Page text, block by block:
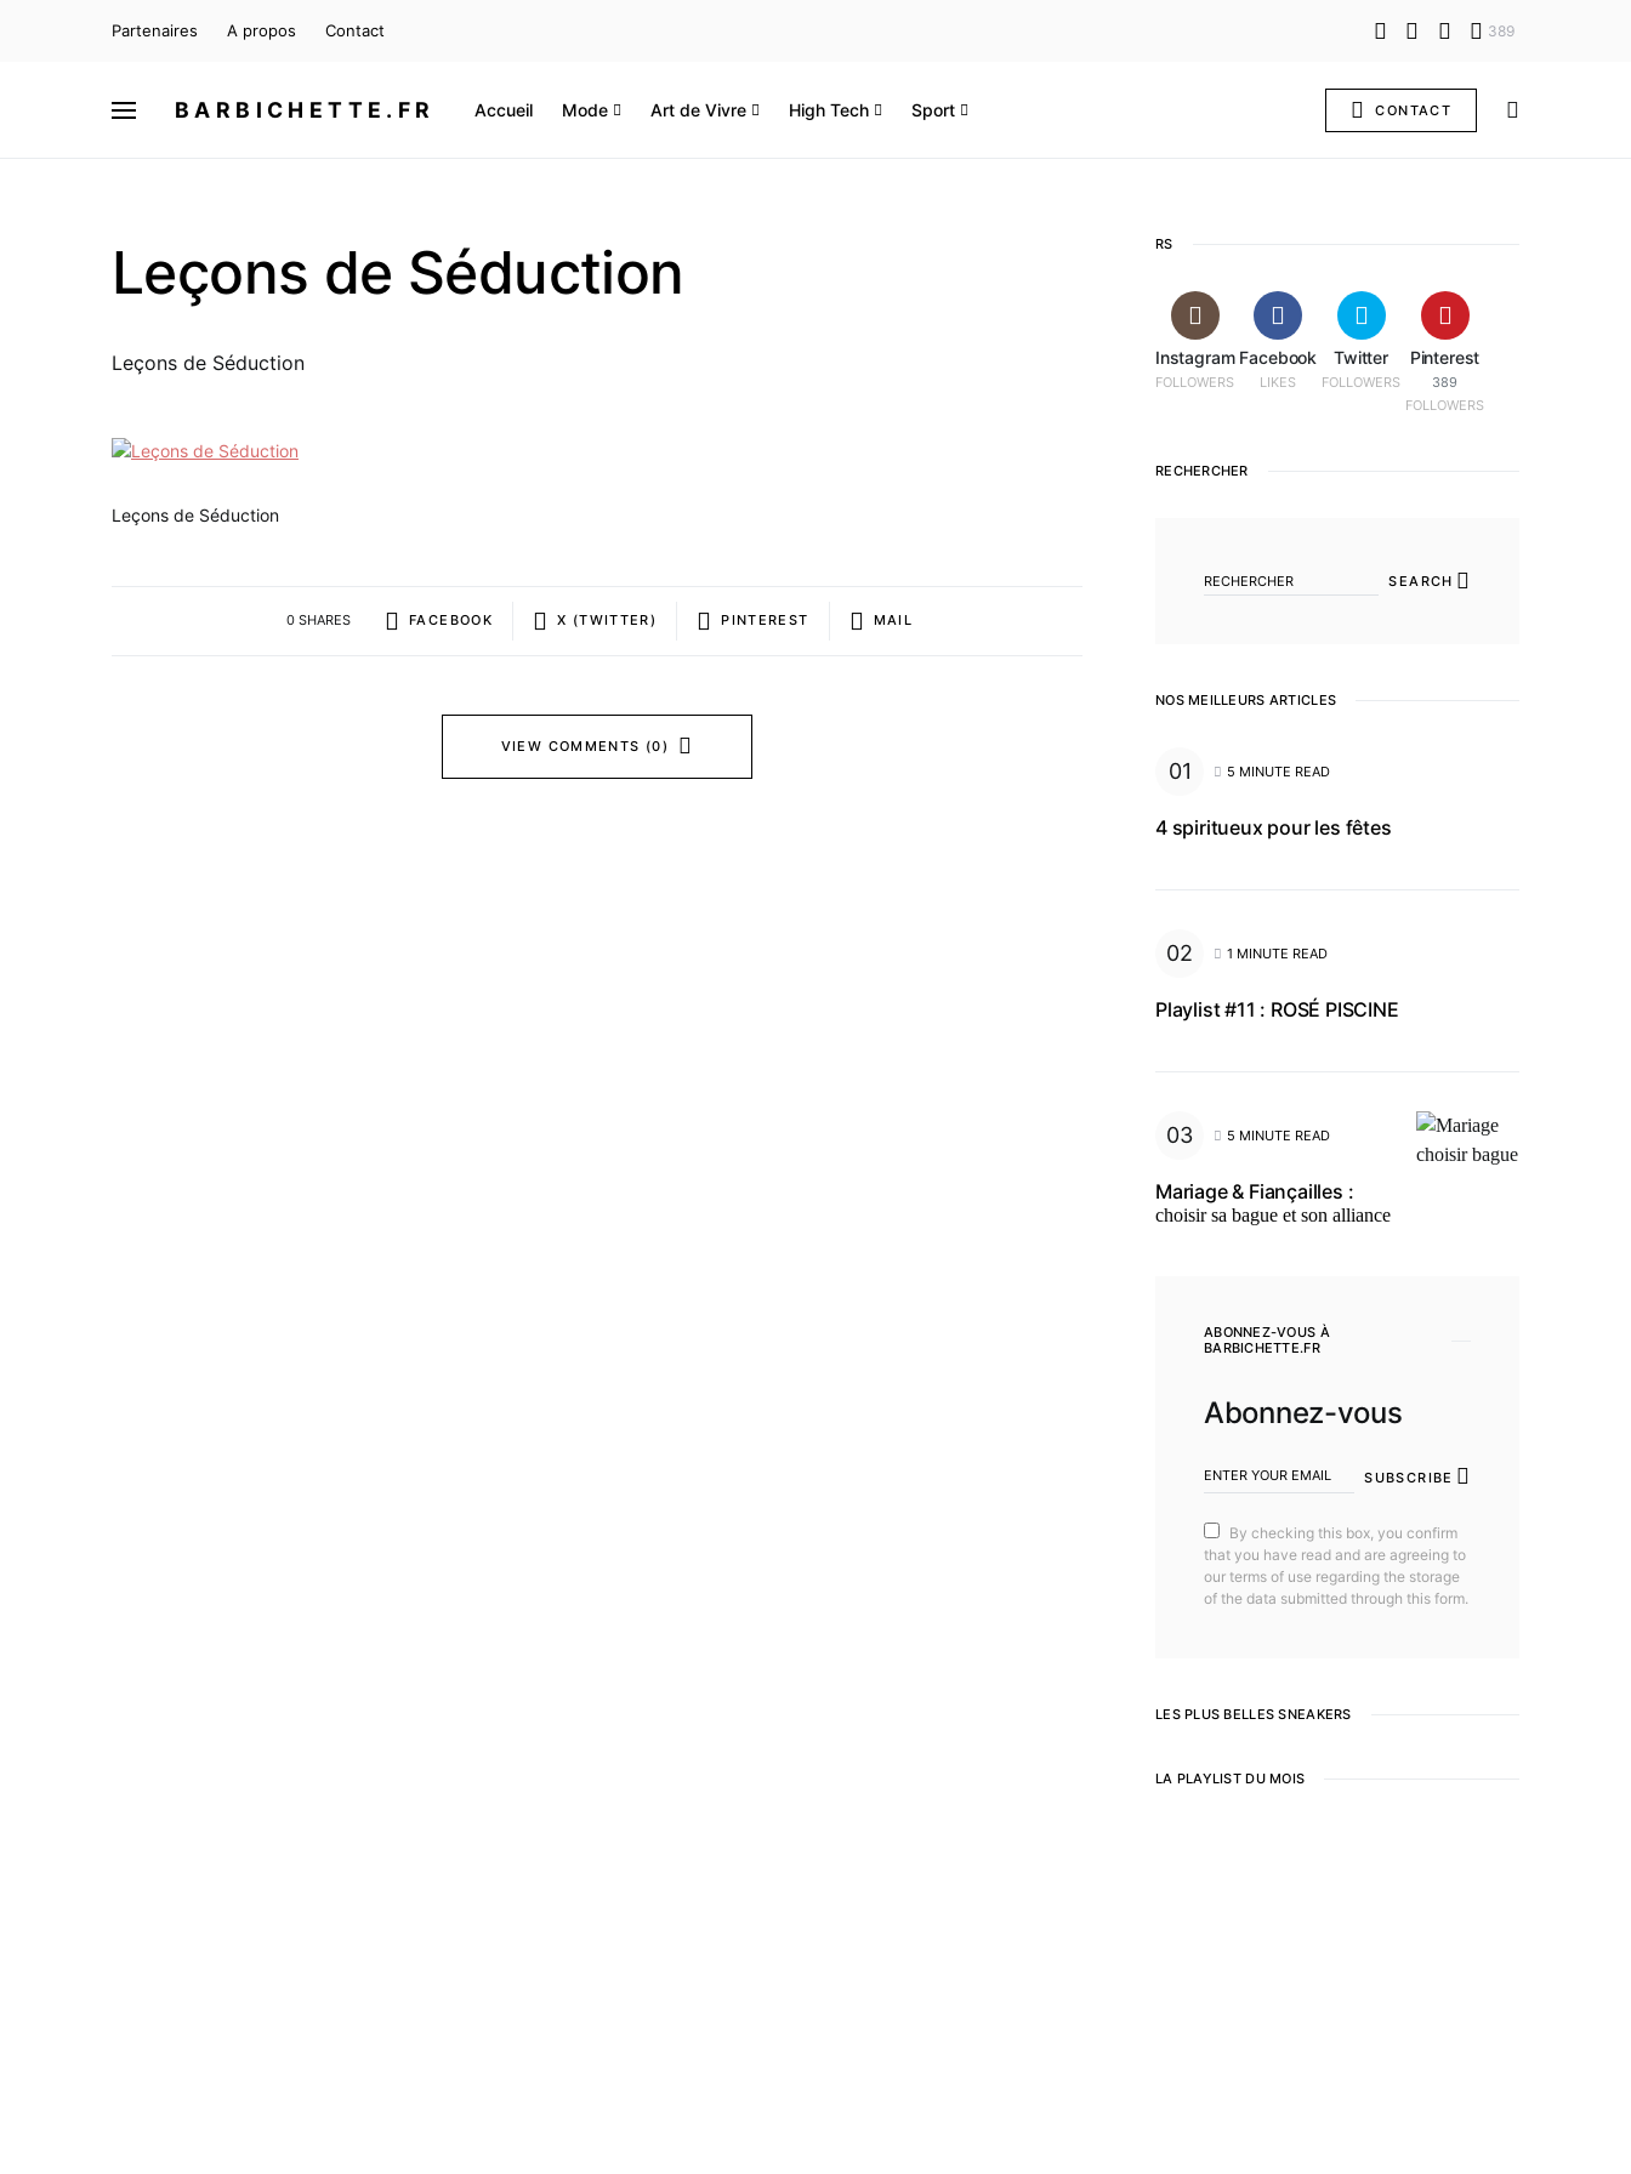
Partenaires A propos Contact 389
BARBICHETTE.FR Accueil Mode Art de Vivre High Tech Sport CONTACT
Leçons de Séduction
Leçons de Séduction
Leçons de Séduction
0 SHARES FACEBOOK X (TWITTER) PINTEREST MAIL
VIEW COMMENTS (0)
RS
Instagram
FOLLOWERS
Facebook
LIKES
Twitter
FOLLOWERS
Pinterest
389
FOLLOWERS
RECHERCHER
SEARCH
NOS MEILLEURS ARTICLES
5 MINUTE READ
4 spiritueux pour les fêtes
1 MINUTE READ
Playlist #11 : ROSÉ PISCINE
5 MINUTE READ
Mariage & Fiançailles :
choisir sa bague et son alliance
ABONNEZ-VOUS À
BARBICHETTE.FR
Abonnez-vous
SUBSCRIBE
By checking this box, you confirm
that you have read and are agreeing to
our terms of use regarding the storage
of the data submitted through this form.
LES PLUS BELLES SNEAKERS
LA PLAYLIST DU MOIS